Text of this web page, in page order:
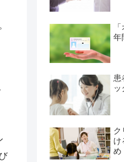
年
患
ッ
ク
け
め